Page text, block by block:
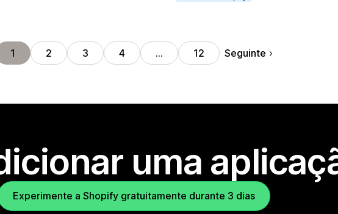
1 2 3 4 … 12 Seguinte
uma
Experimente a Shopify gratuitamente durante 3 dias